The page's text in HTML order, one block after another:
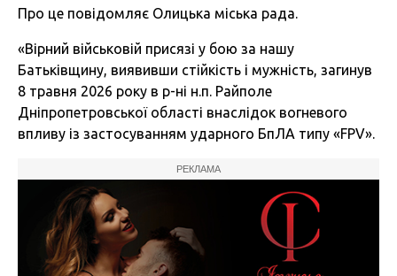
Про це повідомляє Олицька міська рада.
«Вірний військовій присязі у бою за нашу
Батьківщину, виявивши стійкість і мужність, загинув
8 травня 2026 року в р-ні н.п. Райполе
Дніпропетровської області внаслідок вогневого
впливу із застосуванням ударного БпЛА типу «FPV».
РЕКЛАМА